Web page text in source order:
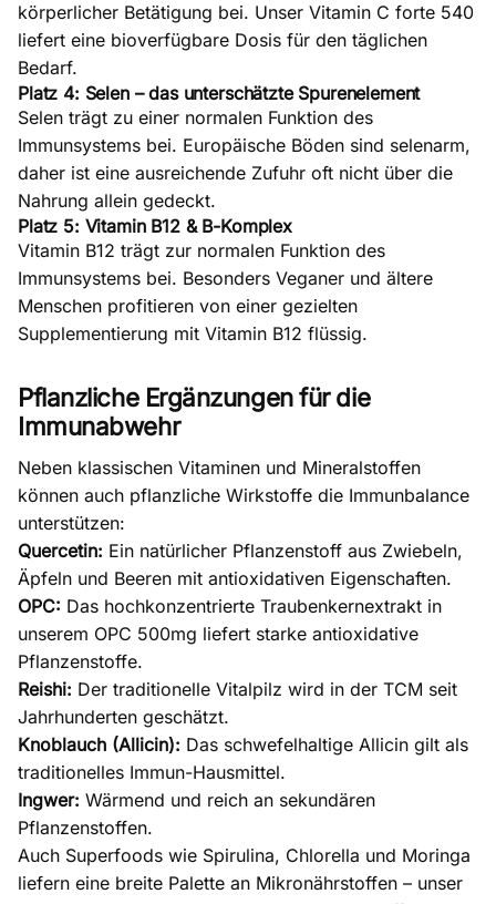
körperlicher Betätigung bei. Unser Vitamin C forte 540
liefert eine bioverfügbare Dosis für den täglichen
Bedarf.
Platz 4: Selen – das unterschätzte Spurenelement
Selen trägt zu einer normalen Funktion des
Immunsystems bei. Europäische Böden sind selenarm,
daher ist eine ausreichende Zufuhr oft nicht über die
Nahrung allein gedeckt.
Platz 5: Vitamin B12 & B-Komplex
Vitamin B12 trägt zur normalen Funktion des
Immunsystems bei. Besonders Veganer und ältere
Menschen profitieren von einer gezielten
Supplementierung mit Vitamin B12 flüssig.
Pflanzliche Ergänzungen für die
Immunabwehr
Neben klassischen Vitaminen und Mineralstoffen
können auch pflanzliche Wirkstoffe die Immunbalance
unterstützen:
Quercetin: Ein natürlicher Pflanzenstoff aus Zwiebeln,
Äpfeln und Beeren mit antioxidativen Eigenschaften.
OPC: Das hochkonzentrierte Traubenkernextrakt in
unserem OPC 500mg liefert starke antioxidative
Pflanzenstoffe.
Reishi: Der traditionelle Vitalpilz wird in der TCM seit
Jahrhunderten geschätzt.
Knoblauch (Allicin): Das schwefelhaltige Allicin gilt als
traditionelles Immun-Hausmittel.
Ingwer: Wärmend und reich an sekundären
Pflanzenstoffen.
Auch Superfoods wie Spirulina, Chlorella und Moringa
liefern eine breite Palette an Mikronährstoffen – unser